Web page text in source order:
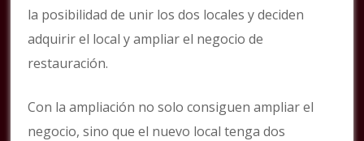
la posibilidad de unir los dos locales y deciden
adquirir el local y ampliar el negocio de
restauración.
Con la ampliación no solo consiguen ampliar el
negocio, sino que el nuevo local tenga dos